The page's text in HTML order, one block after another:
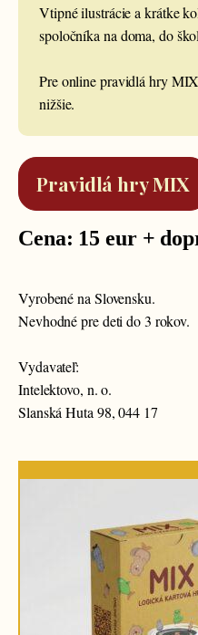
Vtipné ilustrácie a krátke
spoločníka na doma, do
Pre online pravidlá hry
nižšie.
Pravidlá hry MIX
Cena: 15 eur +
Vyrobené na Slovensku.
Nevhodné pre deti do 3 rokov.
Vydavateľ:
Intelektovo, n. o.
Slanská Huta 98, 044 17